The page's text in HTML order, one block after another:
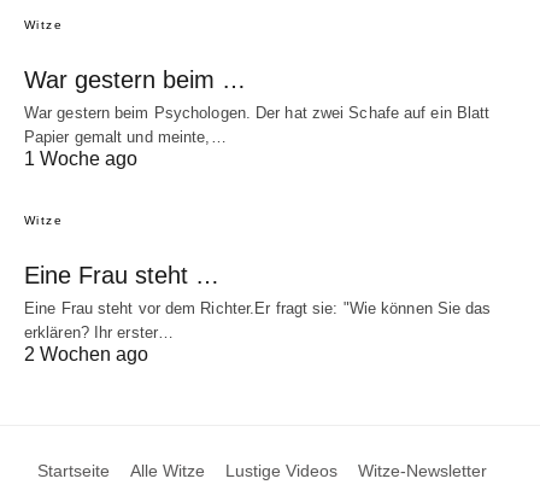
Witze
War gestern beim …
War gestern beim Psychologen. Der hat zwei Schafe auf ein Blatt
Papier gemalt und meinte,…
1 Woche ago
Witze
Eine Frau steht …
Eine Frau steht vor dem Richter.Er fragt sie: "Wie können Sie das
erklären? Ihr erster…
2 Wochen ago
Startseite Alle Witze Lustige Videos Witze-Newsletter